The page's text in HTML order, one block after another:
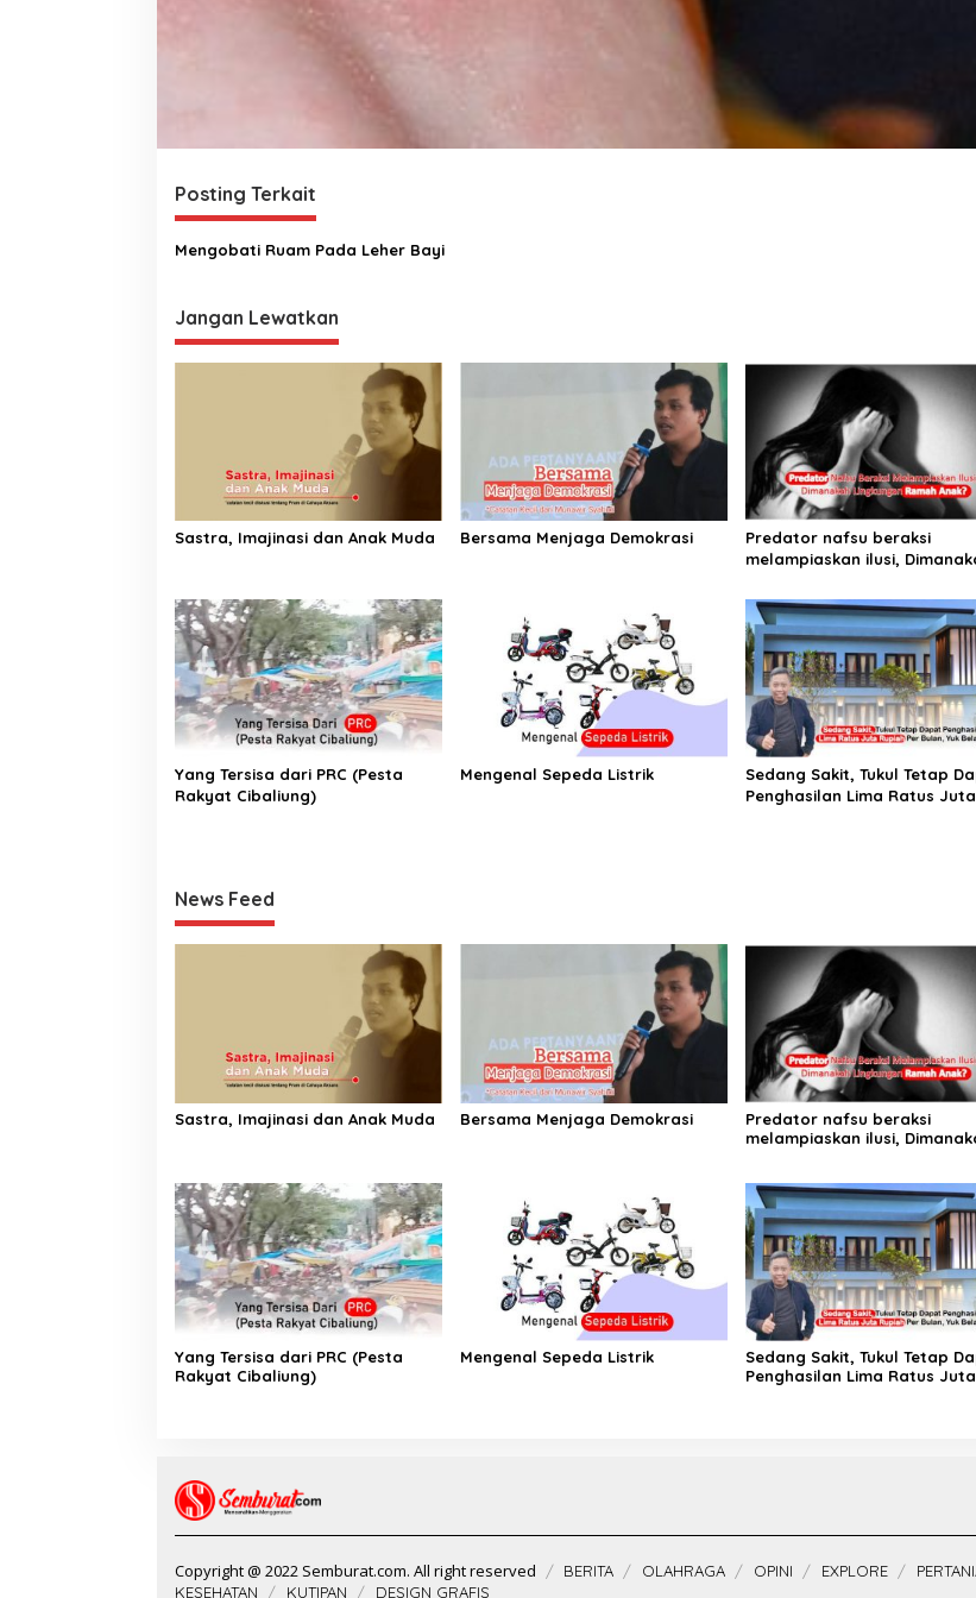
Posting Terkait
Mengobati Ruam Pada Leher Bayi
Jangan Lewatkan
Sastra, Imajinasi dan Anak Muda Bersama Menjaga Demokrasi
Predator nafsu beraksi
melampiaskan ilusi,
Yang Tersisa dari PRC (Pesta
Rakyat Cibaliung)
Mengenal Sepeda Listrik
Sedang Sakit, Tukul Tetap
Penghasilan Lima Ratus Juta
News Feed
Sastra, Imajinasi dan Anak Muda Bersama Menjaga Demokrasi
Predator nafsu beraksi
melampiaskan ilusi,
Yang Tersisa dari PRC (Pesta
Rakyat Cibaliung)
Mengenal Sepeda Listrik
Sedang Sakit, Tukul Tetap
Penghasilan Lima Ratus Juta
Copyright @ 2022 Semburat.com. All right reserved BERITA OLAHRAGA OPINI EXPLORE
KESEHATAN
KUTIPAN DESIGN GRAFIS